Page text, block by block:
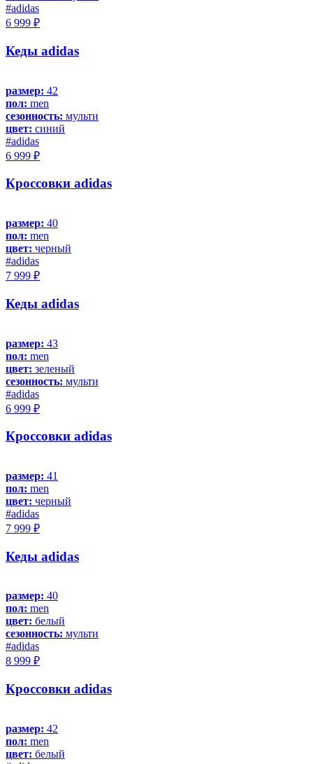
#adidas
6 999 ₽
Кеды adidas
размер: 42
пол: men
сезонность: мульти
цвет: синий
#adidas
6 999 ₽
Кроссовки adidas
размер: 40
пол: men
цвет: черный
#adidas
7 999 ₽
Кеды adidas
размер: 43
пол: men
цвет: зеленый
сезонность: мульти
#adidas
6 999 ₽
Кроссовки adidas
размер: 41
пол: men
цвет: черный
#adidas
7 999 ₽
Кеды adidas
размер: 40
пол: men
цвет: белый
сезонность: мульти
#adidas
8 999 ₽
Кроссовки adidas
размер: 42
пол: men
цвет: белый